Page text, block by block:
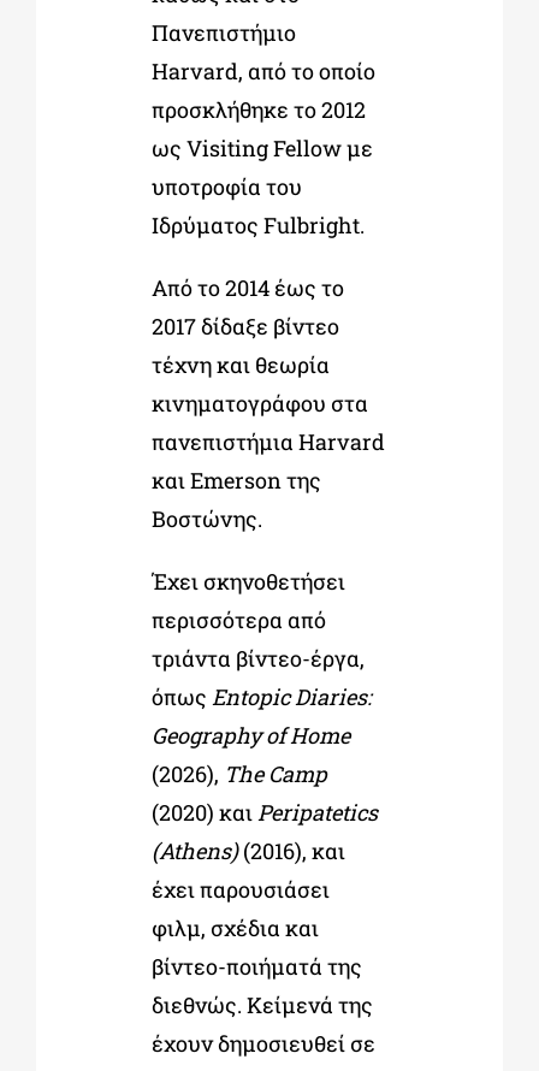
Πανεπιστήμιο
Harvard, από το οποίο
προσκλήθηκε το 2012
ως Visiting Fellow με
υποτροφία του
Ιδρύματος Fulbright.
Από το 2014 έως το
2017 δίδαξε βίντεο
τέχνη και θεωρία
κινηματογράφου στα
πανεπιστήμια Harvard
και Emerson της
Βοστώνης.
Έχει σκηνοθετήσει
περισσότερα από
τριάντα βίντεο-έργα,
όπως Entopic Diaries:
Geography of Home
(2026), The Camp
(2020) και Peripatetics
(Athens)(2016), και
έχει παρουσιάσει
φιλμ, σχέδια και
βίντεο-ποιήματά της
διεθνώς. Κείμενά της
έχουν δημοσιευθεί σε